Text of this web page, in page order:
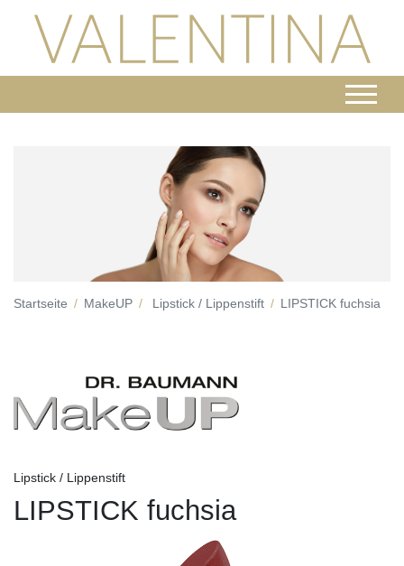
Startseite MakeUP Lipstick / Lippenstift LIPSTICK fuchsia
Lipstick / Lippenstift
LIPSTICK fuchsia